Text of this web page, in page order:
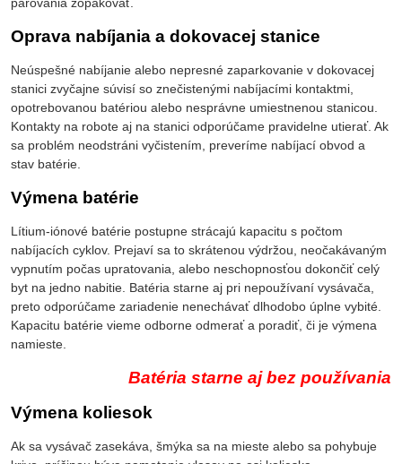
Oprava nabíjania a dokovacej stanice
Neúspešné nabíjanie alebo nepresné zaparkovanie v dokovacej
stanici zvyčajne súvisí so znečistenými nabíjacími kontaktmi,
opotrebovanou batériou alebo nesprávne umiestnenou stanicou.
Kontakty na robote aj na stanici odporúčame pravidelne utierať. Ak
sa problém neodstráni vyčistením, preveríme nabíjací obvod a
stav batérie.
Výmena batérie
Lítium-iónové batérie postupne strácajú kapacitu s počtom
nabíjacích cyklov. Prejaví sa to skrátenou výdržou, neočakávaným
vypnutím počas upratovania, alebo neschopnosťou dokončiť celý
byt na jedno nabitie. Batéria starne aj pri nepoužívaní vysávača,
preto odporúčame zariadenie nenechávať dlhodobo úplne vybité.
Kapacitu batérie vieme odborne odmerať a poradiť, či je výmena
namieste.
Batéria starne aj bez používania
Výmena koliesok
Ak sa vysávač zasekáva, šmýka sa na mieste alebo sa pohybuje